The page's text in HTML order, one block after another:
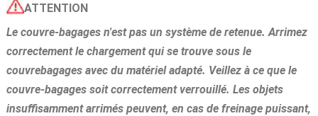
ATTENTION
Le couvre-bagages n'est pas un système de retenue. Arrimez
correctement le chargement qui se trouve sous le
couvrebagages avec du matériel adapté. Veillez à ce que le
couvre-bagages soit correctement verrouillé. Les objets
insuffisamment arrimés peuvent, en cas de freinage puissant,